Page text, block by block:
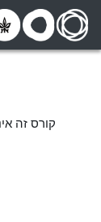
דילוג לתוכן הראשי
קורס זה